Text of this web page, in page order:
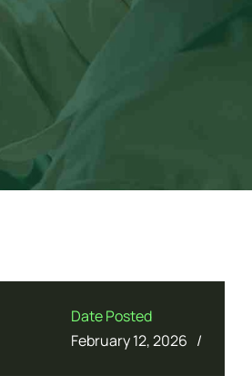
Date Posted
February 12, 2026 /